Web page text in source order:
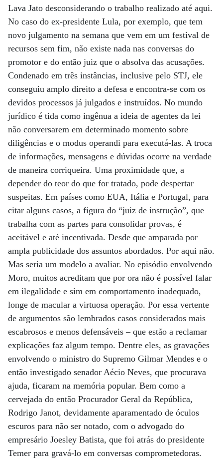
Lava Jato desconsiderando o trabalho realizado até aqui.
No caso do ex-presidente Lula, por exemplo, que tem
novo julgamento na semana que vem em um festival de
recursos sem fim, não existe nada nas conversas do
promotor e do então juiz que o absolva das acusações.
Condenado em três instâncias, inclusive pelo STJ, ele
conseguiu amplo direito a defesa e encontra-se com os
devidos processos já julgados e instruídos. No mundo
jurídico é tida como ingênua a ideia de agentes da lei
não conversarem em determinado momento sobre
diligências e o modus operandi para executá-las. A troca
de informações, mensagens e dúvidas ocorre na verdade
de maneira corriqueira. Uma proximidade que, a
depender do teor do que for tratado, pode despertar
suspeitas. Em países como EUA, Itália e Portugal, para
citar alguns casos, a figura do “juiz de instrução”, que
trabalha com as partes para consolidar provas, é
aceitável e até incentivada. Desde que amparada por
ampla publicidade dos assuntos abordados. Por aqui não.
Mas seria um modelo a avaliar. No episódio envolvendo
Moro, muitos acreditam que por ora não é possível falar
em ilegalidade e sim em comportamento inadequado,
longe de macular a virtuosa operação. Por essa vertente
de argumentos são lembrados casos considerados mais
escabrosos e menos defensáveis – que estão a reclamar
explicações faz algum tempo. Dentre eles, as gravações
envolvendo o ministro do Supremo Gilmar Mendes e o
então investigado senador Aécio Neves, que procurava
ajuda, ficaram na memória popular. Bem como a
cervejada do então Procurador Geral da República,
Rodrigo Janot, devidamente aparamentado de óculos
escuros para não ser notado, com o advogado do
empresário Joesley Batista, que foi atrás do presidente
Temer para gravá-lo em conversas comprometedoras.